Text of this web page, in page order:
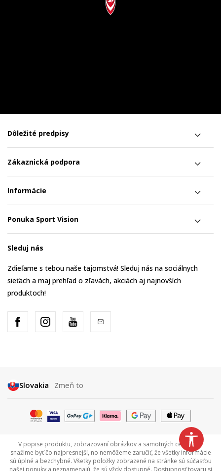
Dôležité predpisy
Zákaznická podpora
Informácie
Ponuka Sport Vision
Sleduj nás
Zdieľame s tebou naše tajomstvá! Sleduj nás na sociálnych
sieťach a maj prehľad o zľavách, akciách aj najnovších
produktoch!
Slovakia Zmeň to
V popise produktu, zobrazovaní obrázkov a samotných cenách sa
snažíme byť čo najpresnejší, no nemôžeme zaručiť, že všetky informácie
sú úplné a bezchybné. Všetky položky zobrazené na stránke sú súčasťou